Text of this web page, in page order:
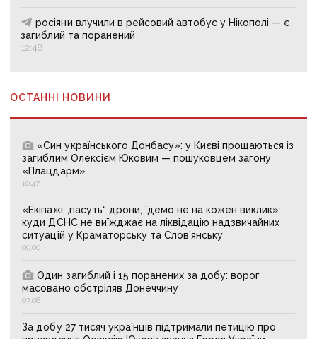
росіяни влучили в рейсовий автобус у Нікополі — є
загиблий та поранений
12:48
ОСТАННІ НОВИНИ
«Син українського Донбасу»: у Києві прощаються із
загиблим Олексієм Юковим — пошуковцем загону
«Плацдарм»
10:47
«Екіпажі „пасуть“ дрони, їдемо не на кожен виклик»:
куди ДСНС не виїжджає на ліквідацію надзвичайних
ситуацій у Краматорську та Слов’янську
09:00
Один загиблий і 15 поранених за добу: ворог
масовано обстріляв Донеччину
07:08
За добу 27 тисяч українців підтримали петицію про